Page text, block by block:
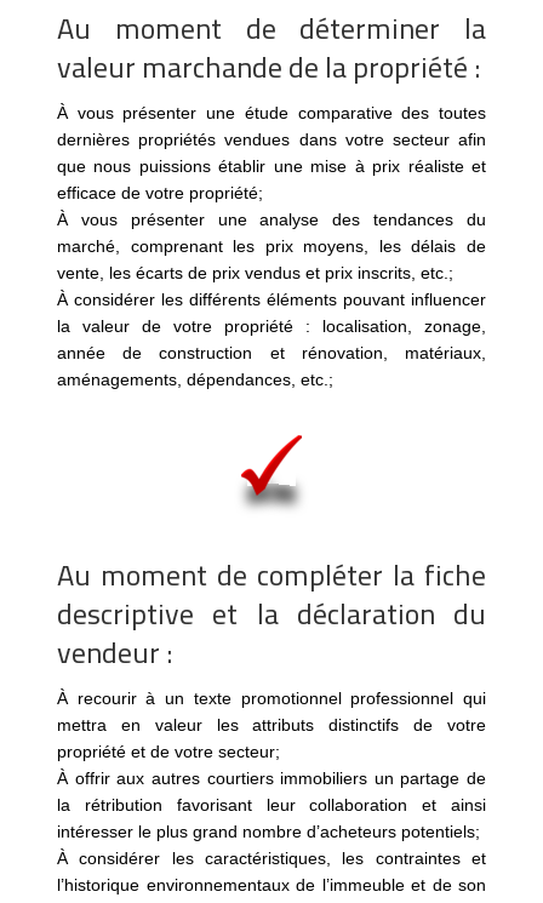
Au moment de déterminer la
valeur marchande de la propriété :
À vous présenter une étude comparative des toutes
dernières propriétés vendues dans votre secteur afin
que nous puissions établir une mise à prix réaliste et
efficace de votre propriété;
À vous présenter une analyse des tendances du
marché, comprenant les prix moyens, les délais de
vente, les écarts de prix vendus et prix inscrits, etc.;
À considérer les différents éléments pouvant influencer
la valeur de votre propriété : localisation, zonage,
année de construction et rénovation, matériaux,
aménagements, dépendances, etc.;
Au moment de compléter la fiche
descriptive et la déclaration du
vendeur :
À recourir à un texte promotionnel professionnel qui
mettra en valeur les attributs distinctifs de votre
propriété et de votre secteur;
À offrir aux autres courtiers immobiliers un partage de
la rétribution favorisant leur collaboration et ainsi
intéresser le plus grand nombre d’acheteurs potentiels;
À considérer les caractéristiques, les contraintes et
l’historique environnementaux de l’immeuble et de son